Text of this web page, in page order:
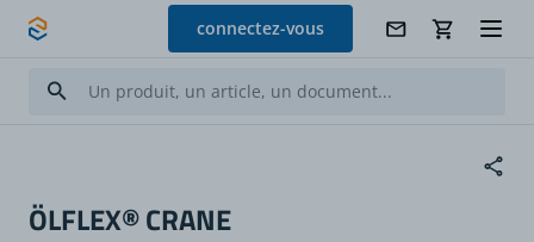
Allez au contenu
connectez-vous
ÖLFLEX® CRANE